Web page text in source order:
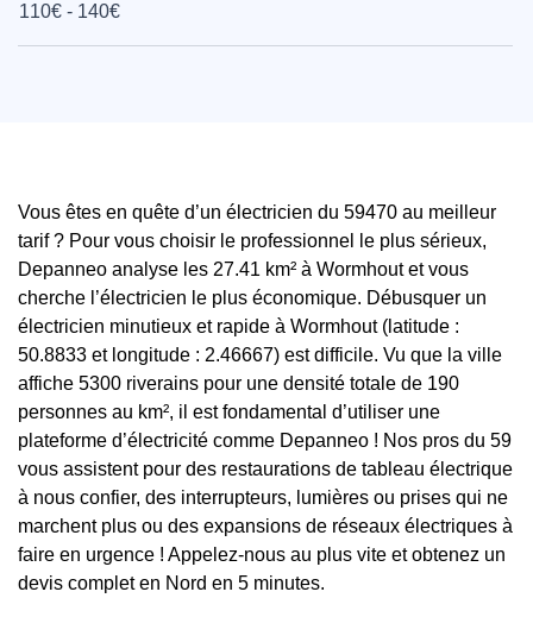
110€ - 140€
Vous êtes en quête d’un électricien du 59470 au meilleur
tarif ? Pour vous choisir le professionnel le plus sérieux,
Depanneo analyse les 27.41 km² à Wormhout et vous
cherche l’électricien le plus économique. Débusquer un
électricien minutieux et rapide à Wormhout (latitude :
50.8833 et longitude : 2.46667) est difficile. Vu que la ville
affiche 5300 riverains pour une densité totale de 190
personnes au km², il est fondamental d’utiliser une
plateforme d’électricité comme Depanneo ! Nos pros du 59
vous assistent pour des restaurations de tableau électrique
à nous confier, des interrupteurs, lumières ou prises qui ne
marchent plus ou des expansions de réseaux électriques à
faire en urgence ! Appelez-nous au plus vite et obtenez un
devis complet en Nord en 5 minutes.